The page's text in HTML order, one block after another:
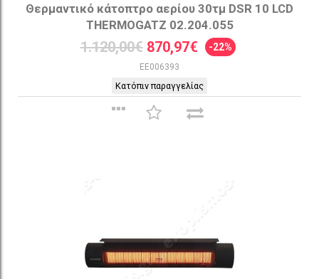
Θερμαντικό κάτοπτρο αερίου 30τμ DSR 10 LCD
THERMOGATZ 02.204.055
1.120,00€ 870,97€ -22%
EE006393
Κατόπιν παραγγελίας